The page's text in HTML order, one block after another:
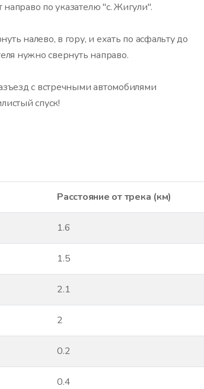
по указателю "с. Жигули".
налево, в гору, и ехать по асфальту до
нужно свернуть направо.
с встречными автомобилями
спуск!
Расстояние от трека (км)
1.6
1.5
2.1
2
0.2
0.4